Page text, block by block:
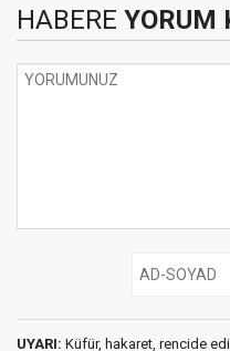
HABERE YORUM
UYARI: Küfür, hakaret, rencide